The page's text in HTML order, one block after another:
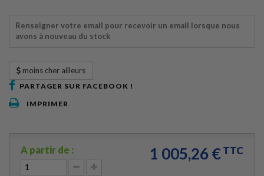
Renseigner votre email pour recevoir un email lorsque nous
avons à nouveau du stock
moins cher ailleurs
PARTAGER SUR FACEBOOK !
IMPRIMER
1 005,26 €TTC
A partir de :